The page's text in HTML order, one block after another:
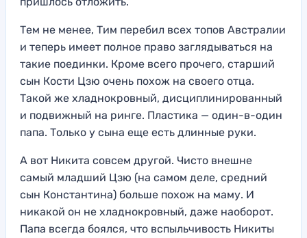
Тем не менее, Тим перебил всех топов Австралии
и теперь имеет полное право заглядываться на
такие поединки. Кроме всего прочего, старший
сын Кости Цзю очень похож на своего отца.
Такой же хладнокровный, дисциплинированный
и подвижный на ринге. Пластика — один-в-один
папа. Только у сына еще есть длинные руки.
А вот Никита совсем другой. Чисто внешне
самый младший Цзю (на самом деле, средний
сын Константина) больше похож на маму. И
никакой он не хладнокровный, даже наоборот.
Папа всегда боялся, что вспыльчивость Никиты